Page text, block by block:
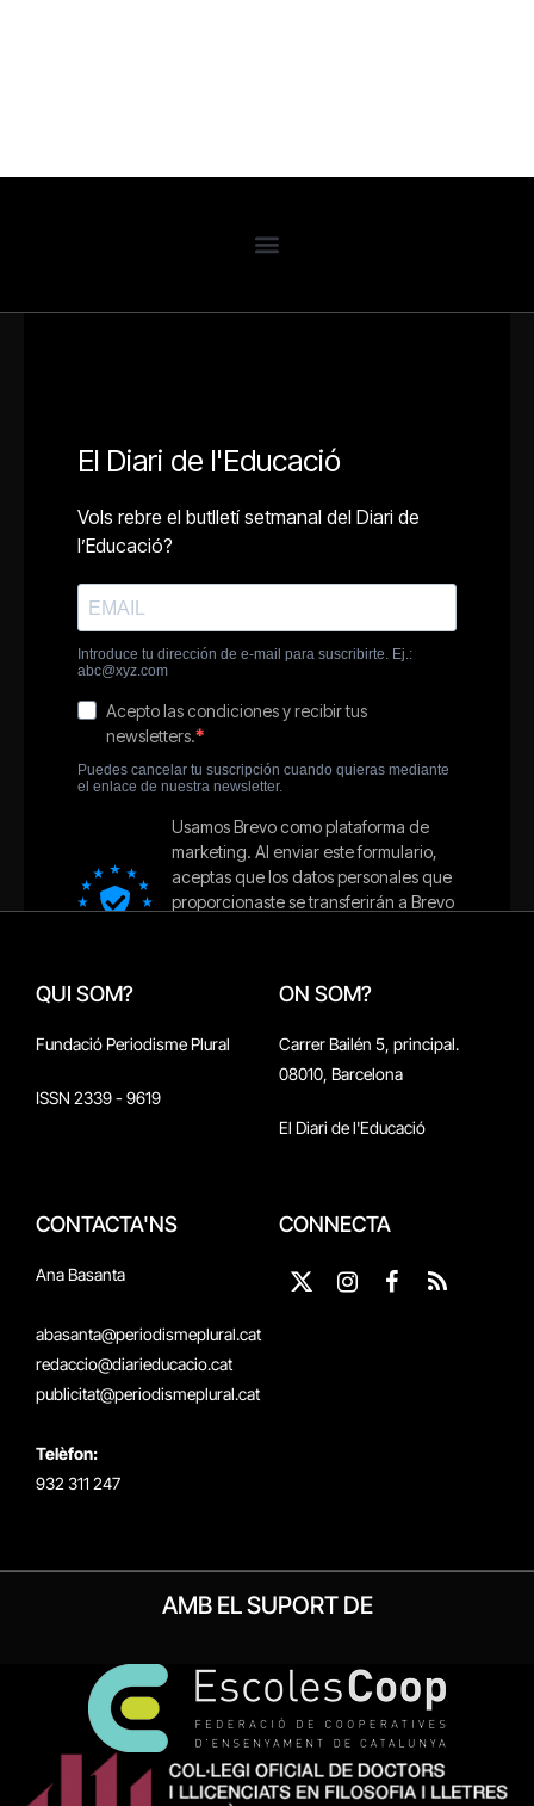
QUI SOM?
Fundació Periodisme Plural
ISSN 2339 - 9619
ON SOM?
Carrer Bailén 5, principal.
08010, Barcelona
El Diari de l'Educació
CONTACTA'NS
Ana Basanta
abasanta@periodismeplural.cat
redaccio@diarieducacio.cat
publicitat@periodismeplural.cat
Telèfon:
932 311 247
CONNECTA
X
Instagram
Facebook
RSS
AMB EL SUPORT DE